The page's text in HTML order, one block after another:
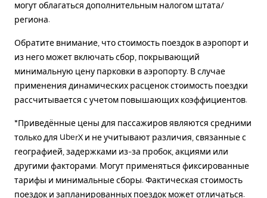
могут облагаться дополнительным налогом штата/
региона.
Обратите внимание, что стоимость поездок в аэропорт и
из него может включать сбор, покрывающий
минимальную цену парковки в аэропорту. В случае
применения динамических расценок стоимость поездки
рассчитывается с учетом повышающих коэффициентов.
*Приведённые цены для пассажиров являются средними
только для UberX и не учитывают различия, связанные с
географией, задержками из-за пробок, акциями или
другими факторами. Могут применяться фиксированные
тарифы и минимальные сборы. Фактическая стоимость
поездок и запланированных поездок может отличаться.